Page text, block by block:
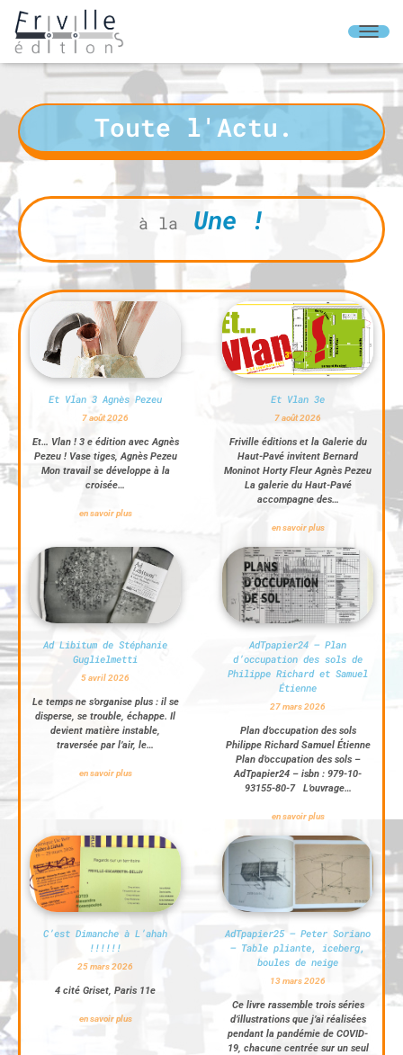
U
V
R
I
/
F
E
R
R
N
A
G
Toute l'Actu.
à la Une !
Et Vlan 3 Agnès Pezeu
7 août 2026
Et… Vlan ! 3 e édition avec Agnès
Pezeu ! Vase tiges, Agnès Pezeu
Mon travail se développe à la
croisée…
en savoir plus
Et Vlan 3e
7 août 2026
Friville éditions et la Galerie du
Haut-Pavé invitent Bernard
Moninot Horty Fleur Agnès Pezeu
La galerie du Haut-Pavé
accompagne des…
en savoir plus
Ad Libitum de Stéphanie
Guglielmetti
5 avril 2026
Le temps ne s’organise plus : il se
disperse, se trouble, échappe. Il
devient matière instable,
traversée par l’air, le…
en savoir plus
AdTpapier24 – Plan
d’occupation des sols de
Philippe Richard et Samuel
Étienne
27 mars 2026
Plan d’occupation des sols
Philippe Richard Samuel Étienne
Plan d’occupation des sols –
AdTpapier24 – isbn : 979-10-
93155-80-7 L’ouvrage…
en savoir plus
C’est Dimanche à L’ahah
!!!!!!
25 mars 2026
4 cité Griset, Paris 11e
en savoir plus
AdTpapier25 – Peter Soriano
– Table pliante, iceberg,
boules de neige
13 mars 2026
Ce livre rassemble trois séries
d’illustrations que j’ai réalisées
pendant la pandémie de COVID-
19, chacune centrée sur un seul